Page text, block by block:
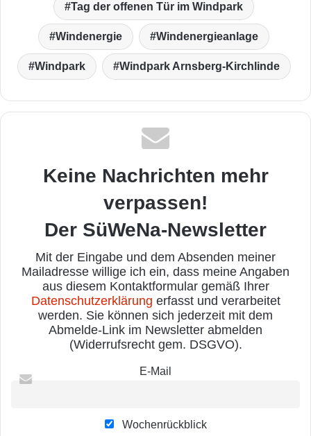
Tag der offenen Tür im Windpark
Windenergie Windenergieanlage
Windpark Windpark Arnsberg-Kirchlinde
Keine Nachrichten mehr
verpassen!
Der SüWeNa-Newsletter
Mit der Eingabe und dem Absenden meiner
Mailadresse willige ich ein, dass meine Angaben
aus diesem Kontaktformular gemäß Ihrer
Datenschutzerklärung erfasst und verarbeitet
werden. Sie können sich jederzeit mit dem
Abmelde-Link im Newsletter abmelden
(Widerrufsrecht gem. DSGVO).
E-Mail
Wochenrückblick